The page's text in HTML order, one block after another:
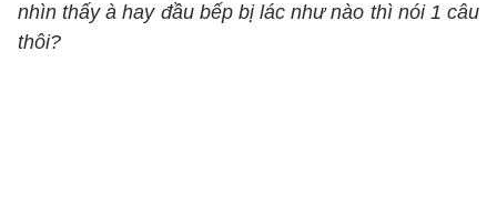
nhìn thấy à hay đầu bếp bị lác như nào thì nói 1 câu
thôi?